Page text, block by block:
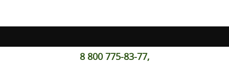
8 800 775-83-77,